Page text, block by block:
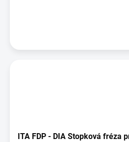
ITA FDP - DIA Stopková fréza